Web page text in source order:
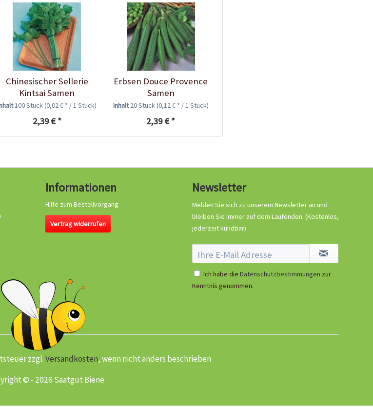
Chinesischer Sellerie
Kintsai Samen
100 Stück(0,02 € * / 1 Stück)
2,39 € *
Erbsen Douce Provence
Samen
Inhalt20 Stück(0,12 € * / 1 Stück)
2,39 € *
Informationen
Hilfe zum Bestellvorgang
Vertrag widerrufen
Newsletter
Melden Sie sich zu unserem Newsletter an und
bleiben Sie immer auf dem Laufenden. (Kostenlos,
jederzeit kündbar)
Ich habe die Datenschutzbestimmungen zur
Kenntnis genommen.
zzgl.Versandkosten, wenn nicht anders beschrieben
© - 2026 Saatgut Biene